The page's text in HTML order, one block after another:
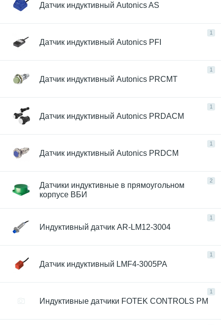
Датчик индуктивный Autonics AS
1
Датчик индуктивный Autonics PFI
1
Датчик индуктивный Autonics PRCMT
1
Датчик индуктивный Autonics PRDACM
1
Датчик индуктивный Autonics PRDCM
2
Датчики индуктивные в прямоугольном
корпусе ВБИ
1
Индуктивный датчик AR-LM12-3004
1
Датчик индуктивный LMF4-3005PA
1
Индуктивные датчики FOTEK CONTROLS PM